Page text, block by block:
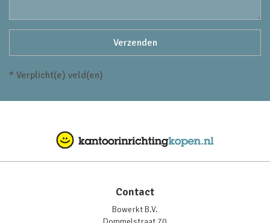
* Verplicht(e) veld(en)
Contact
Bowerkt B.V.